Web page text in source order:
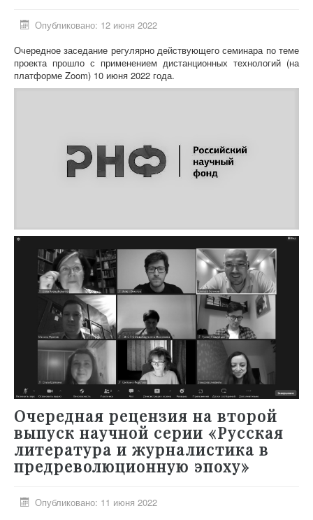
Опубликовано: 12 июня 2022
Очередное заседание регулярно действующего семинара по теме
проекта прошло с применением дистанционных технологий (на
платформе Zoom) 10 июня 2022 года.
Очередная рецензия на второй
выпуск научной серии «Русская
литература и журналистика в
предреволюционную эпоху»
Опубликовано: 11 июня 2022